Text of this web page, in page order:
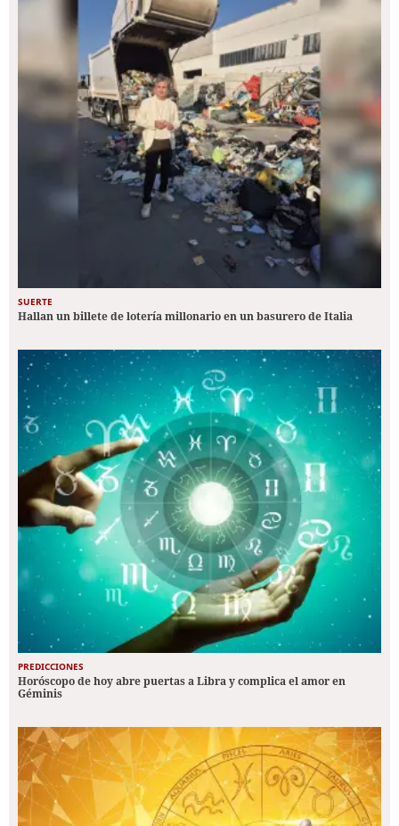
SUERTE
Hallan un billete de lotería millonario en un basurero de Italia
PREDICCIONES
Horóscopo de hoy abre puertas a Libra y complica el amor en
Géminis